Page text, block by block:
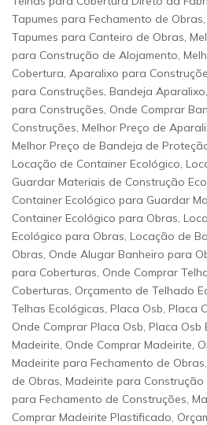
Tapumes para Fechamento de
Tapumes para Canteiro de Obras,
para Construção de Alojamento,
Cobertura, Aparalixo para
para Construções, Bandeja
para Construções, Onde Comprar
Construções, Melhor Preço de
Melhor Preço de Bandeja de
Locação de Container Ecológico,
Guardar Materiais de Construção
Container Ecológico para Guardar
Container Ecológico para Obras,
Ecológico para Obras, Locação de
Obras, Onde Alugar Banheiro para
para Coberturas, Onde Comprar
Coberturas, Orçamento de Telhado
Telhas Ecológicas, Placa Osb, Placa
Onde Comprar Placa Osb, Placa
Madeirite, Onde Comprar Madeirite,
Madeirite para Fechamento de
de Obras, Madeirite para
para Fechamento de Construções,
Comprar Madeirite Plastificado,